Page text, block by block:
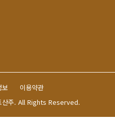
보
이용약관
주. All Rights Reserved.